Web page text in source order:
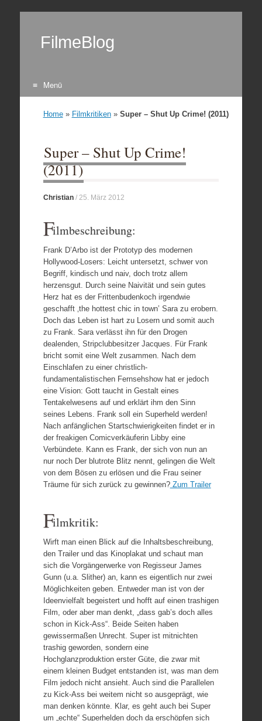
FilmeBlog
Menü
Home» Filmkritiken» Super – Shut Up Crime! (2011)
Super – Shut Up Crime!
(2011)
Christian/ 25. März 2012
Filmbeschreibung:
Frank D’Arbo ist der Prototyp des modernen
Hollywood-Losers: Leicht untersetzt, schwer von
Begriff, kindisch und naiv, doch trotz allem
herzensgut. Durch seine Naivität und sein gutes
Herz hat es der Frittenbudenkoch irgendwie
geschafft ‚the hottest chic in town’ Sara zu erobern.
Doch das Leben ist hart zu Losern und somit auch
zu Frank. Sara verlässt ihn für den Drogen
dealenden, Stripclubbesitzer Jacques. Für Frank
bricht somit eine Welt zusammen. Nach dem
Einschlafen zu einer christlich-
fundamentalistischen Fernsehshow hat er jedoch
eine Vision: Gott taucht in Gestalt eines
Tentakelwesens auf und erklärt ihm den Sinn
seines Lebens. Frank soll ein Superheld werden!
Nach anfänglichen Startschwierigkeiten findet er in
der freakigen Comicverkäuferin Libby eine
Verbündete. Kann es Frank, der sich von nun an
nur noch Der blutrote Blitz nennt, gelingen die Welt
von dem Bösen zu erlösen und die Frau seiner
Träume für sich zurück zu gewinnen?Zum Trailer
Filmkritik:
Wirft man einen Blick auf die Inhaltsbeschreibung,
den Trailer und das Kinoplakat und schaut man
sich die Vorgängerwerke von Regisseur James
Gunn (u.a. Slither) an, kann es eigentlich nur zwei
Möglichkeiten geben. Entweder man ist von der
Ideenvielfalt begeistert und hofft auf einen trashigen
Film, oder aber man denkt, „dass gab’s doch alles
schon in Kick-Ass“. Beide Seiten haben
gewissermaßen Unrecht. Super ist mitnichten
trashig geworden, sondern eine
Hochglanzproduktion erster Güte, die zwar mit
einem kleinen Budget entstanden ist, was man dem
Film jedoch nicht ansieht. Auch sind die Parallelen
zu Kick-Ass bei weitem nicht so ausgeprägt, wie
man denken könnte. Klar, es geht auch bei Super
um „echte“ Superhelden doch da erschöpfen sich